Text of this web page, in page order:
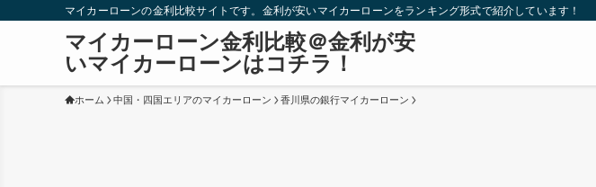
マイカーローンの金利比較サイトです。金利が安いマイカーローンをランキング形式で紹介しています！
マイカーローン金利比較＠金利が安
いマイカーローンはコチラ！
ホーム 中国・四国エリアのマイカーローン 香川県の銀行マイカーローン